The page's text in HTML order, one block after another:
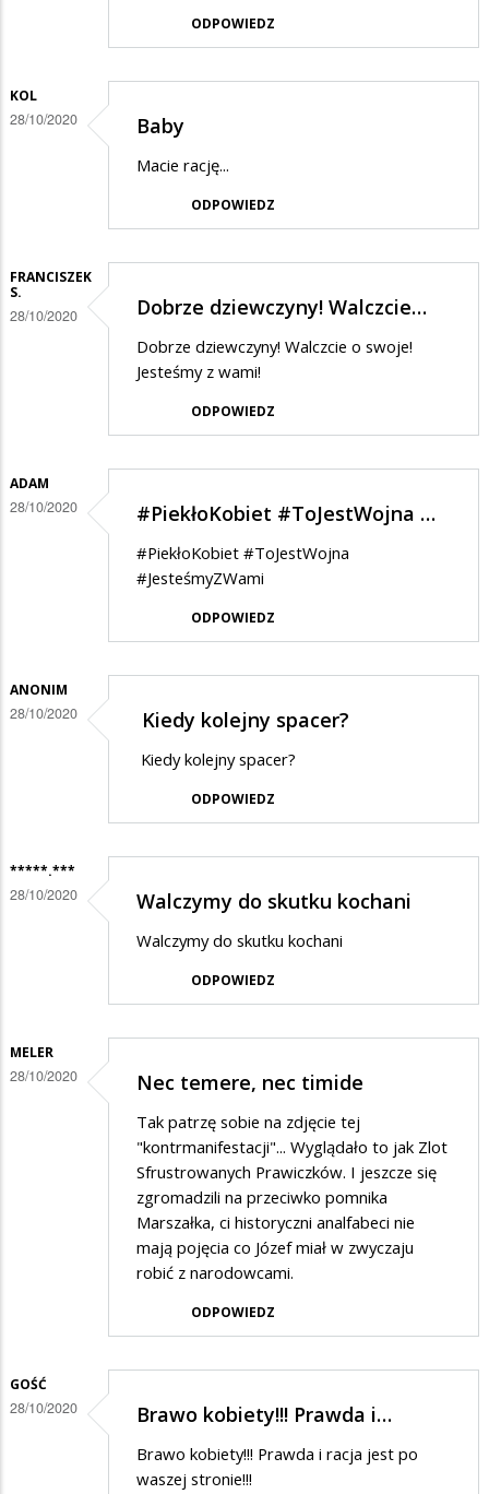
ODPOWIEDZ
KOL
28/10/2020 Baby
Macie rację...
ODPOWIEDZ
FRANCISZEK
S.
28/10/2020 Dobrze dziewczyny! Walczcie…
Dobrze dziewczyny! Walczcie o swoje!
Jesteśmy z wami!
ODPOWIEDZ
ADAM
28/10/2020 #PiekłoKobiet #ToJestWojna …
#PiekłoKobiet #ToJestWojna
#JesteśmyZWami
ODPOWIEDZ
ANONIM
28/10/2020 Kiedy kolejny spacer?
Kiedy kolejny spacer?
ODPOWIEDZ
*****.***
28/10/2020 Walczymy do skutku kochani
Walczymy do skutku kochani
ODPOWIEDZ
MELER
28/10/2020 Nec temere, nec timide
Tak patrzę sobie na zdjęcie tej
"kontrmanifestacji"... Wyglądało to jak Zlot
Sfrustrowanych Prawiczków. I jeszcze się
zgromadzili na przeciwko pomnika
Marszałka, ci historyczni analfabeci nie
mają pojęcia co Józef miał w zwyczaju
robić z narodowcami.
ODPOWIEDZ
GOŚĆ
28/10/2020 Brawo kobiety!!! Prawda i…
Brawo kobiety!!! Prawda i racja jest po
waszej stronie!!!